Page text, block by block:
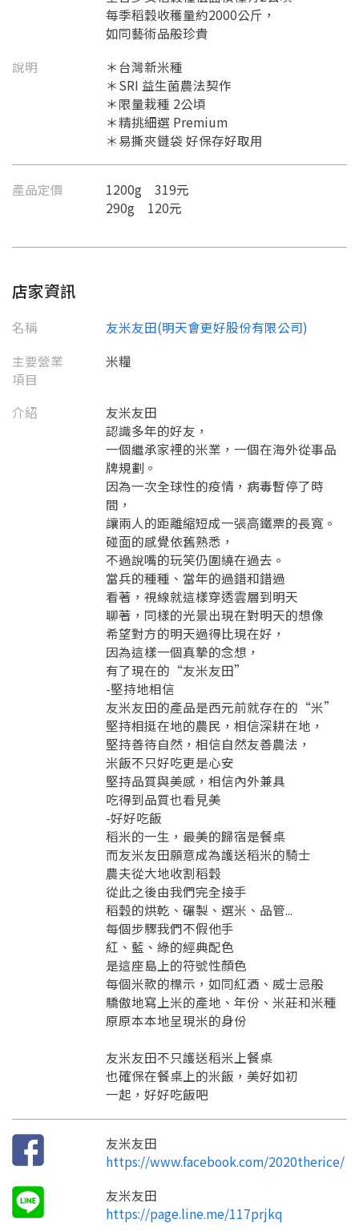
每季稻穀收穫量約2000公⽄，
如同藝術品般珍貴
說明
＊台灣新米種
＊SRI 益⽣菌農法契作
＊限量栽種 2公頃
＊精挑細選 Premium
＊易撕夾鏈袋 好保存好取⽤
產品定價
1200g 319元
290g 120元
店家資訊
名稱
友米友田(明天會更好股份有限公司)
主要營業
項目
米糧
介紹
友米友田
認識多年的好友，
⼀個繼承家裡的米業，⼀個在海外從事品
牌規劃。
因為⼀次全球性的疫情，病毒暫停了時
間，
讓兩⼈的距離縮短成⼀張⾼鐵票的長寬。
碰⾯的感覺依舊熟悉，
不過說嘴的玩笑仍圍繞在過去。
當兵的種種、當年的過錯和錯過
看著，視線就這樣穿透雲層到明天
聊著，同樣的光景出現在對明天的想像
希望對⽅的明天過得比現在好，
因為這樣⼀個真摯的念想，
有了現在的“友米友田”
- 堅持地相信
友米友田的產品是西元前就存在的“米”
堅持相挺在地的農民，相信深耕在地，
堅持善待⾃然，相信⾃然友善農法，
米飯不只好吃更是⼼安
堅持品質與美感，相信內外兼具
吃得到品質也看⾒美
- 好好吃飯
稻米的⼀⽣，最美的歸宿是餐桌
而友米友田願意成為護送稻米的騎士
農夫從⼤地收割稻穀
從此之後由我們完全接⼿
稻穀的烘乾、碾製、選米、品管...
每個步驟我們不假他⼿
紅、藍、綠的經典配色
是這座島上的符號性顏色
每個米款的標示，如同紅酒、威士忌般
驕傲地寫上米的產地、年份、米莊和米種
原原本本地呈現米的身份
友米友田不只護送稻米上餐桌
也確保在餐桌上的米飯，美好如初
⼀起，好好吃飯吧
友米友田
https://www.facebook.com/2020therice/
友米友田
https://page.line.me/117prjkq
要註冊嗎？
嗨~這個 LINE 帳號還沒有註冊過，
只要驗證手機號碼就能完成註冊。
您要繼續嗎？
返回 繼續註冊
請加入LINE好友
請掃描或點擊 QR code
加入「嘉義優鮮」LINE 好友，
才能繼續註冊喔。
點擊加入 LINE 好友
返回 繼續註冊
註冊完成
註冊完成了！
開始填寫申請資料吧~
填寫申請資料
返回首頁
訊息
確認
要申請新產品嗎？
您的申請資料正在等候審查中，
要申請新產品嗎？
查看申請進度 申請新產品
返回首頁
要看申請秘笈嗎？
想知道怎麼做更容易通過審核嗎？
看看申請教學吧！
如果你已經準備好了，
點擊「直接申請」按鈕開始填寫申請表。
直接申請 看密笈
返回首頁